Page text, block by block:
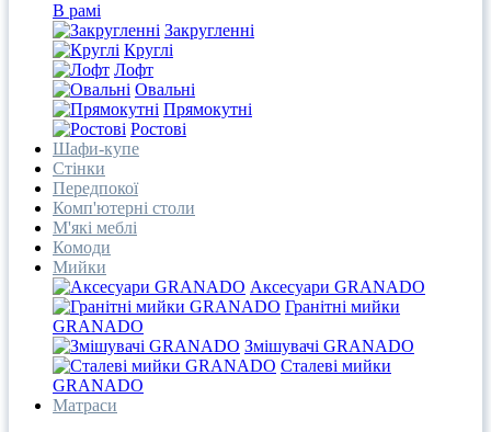
В рамі
Закругленні
Круглі
Лофт
Овальні
Прямокутні
Ростові
Шафи-купе
Стінки
Передпокої
Комп'ютерні столи
М'які меблі
Комоди
Мийки
Аксесуари GRANADO
Гранітні мийки
GRANADO
Змішувачі GRANADO
Сталеві мийки
GRANADO
Матраси